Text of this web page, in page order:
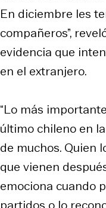
En diciembre les
compañeros”,
evidencia que
en el extranjero.
“Lo más
último chileno en
de muchos. Quien
que vienen
emociona cuando